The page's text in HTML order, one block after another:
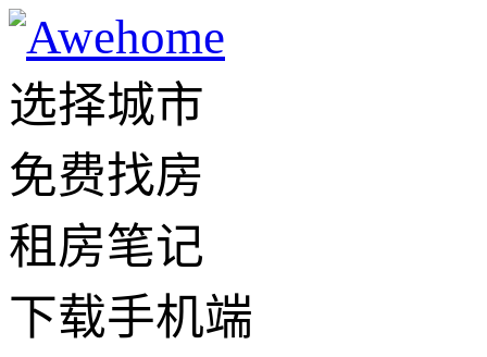
选择城市
免费找房
租房笔记
下载手机端